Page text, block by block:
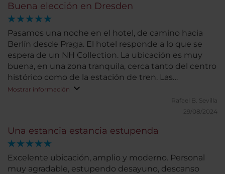
Buena elección en Dresden
Pasamos una noche en el hotel, de camino hacia
Berlín desde Praga. El hotel responde a lo que se
espera de un NH Collection. La ubicación es muy
buena, en una zona tranquila, cerca tanto del centro
histórico como de la estación de tren. Las
habitaciones son amplias y muy confortables. Las
dos habitaciones que ocupamos tenían bañera,
aunque habríamos preferido ducha. El bufé de
estancia fue muy corta, por lo que no podemos
valorar otros servicios.
Mostrar información
Rafael B. Sevilla
29/08/2024
Una estancia estancia estupenda
Excelente ubicación, amplio y moderno. Personal
muy agradable, estupendo desayuno, descanso